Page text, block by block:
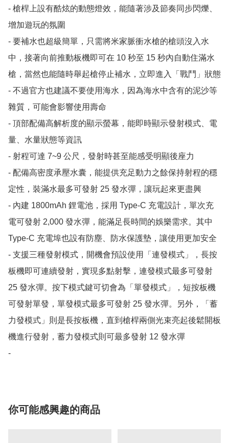
- 槍桿上設有酷炫的動態燈效，能隨著涉及節奏同步閃爍、
增加遊玩的氛圍
- 要補水也超級簡單，只需將米家脈衝水槍的槍頭沒入水
中，接著向前推動板機即可在 10 秒至 15 秒內自動住滿水
槍，當然也能隨時舉起槍停止補水，立即進入「戰鬥」狀態
- 不過官方也建議不要使用海水，因為海水中含有的泥沙等
雜質，可能會影響使用壽命
- 頂部配備高解析度的顯示螢幕，能即時顯示發射模式、電
量、水量狀態等資訊
- 射程可達 7~9 公尺，發射時甚至能感受明顯後座力
- 配備高密度承壓水囊，能提供充足動力之餘保持射程的穩
定性，裝滿水最多可發射 25 發水彈，讓玩起來更盡興
- 內建 1800mAh 鋰電池，採用 Type-C 充電設計，單次充
電可發射 2,000 發水彈，能滿足長時間的娛樂需求。其中
Type-C 充電埠也設有防塵、防水保護墊，讓使用更加安全
- 支援三種發射模式，開機會預設使用「連發模式」，長按
板機即可連續發射，實現多點射擊，連發模式最多可發射
25 發水彈。按下模式鍵可切會為「單發模式」，短按板機
可發射單發，單發模式最多可發射 25 發水彈。另外，「蓄
力發模式」則是長按板機，直到槍桿兩側光束亮起後鬆開板
機進行發射，蓄力發模式則可最多發射 12 發水彈
-
你可能感興趣的商品